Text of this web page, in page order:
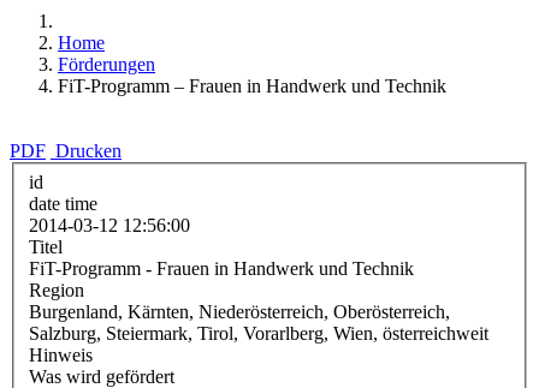
Home
Förderungen
FiT-Programm – Frauen in Handwerk und Technik
PDF Drucken
id
date time
2014-03-12 12:56:00
Titel
FiT-Programm - Frauen in Handwerk und Technik
Region
Burgenland, Kärnten, Niederösterreich, Oberösterreich,
Salzburg, Steiermark, Tirol, Vorarlberg, Wien, österreichweit
Hinweis
Was wird gefördert